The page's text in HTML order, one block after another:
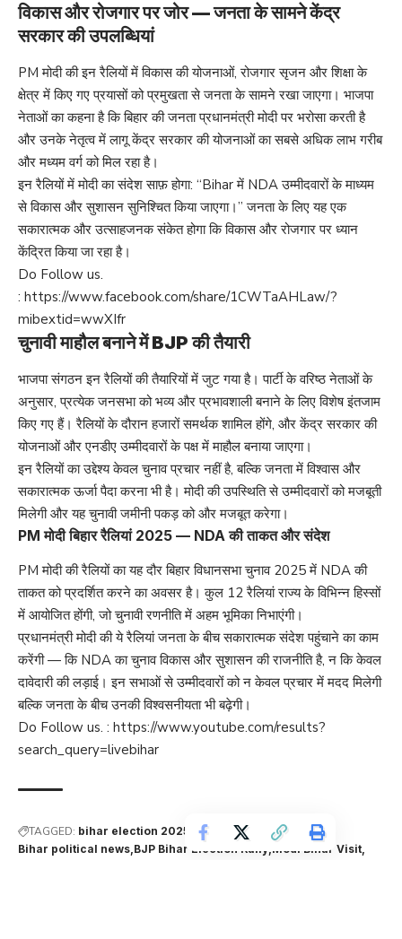
विकास और रोजगार पर जोर — जनता के सामने केंद्र
सरकार की उपलब्धियां
PM मोदी की इन रैलियों में विकास की योजनाओं, रोजगार सृजन और शिक्षा के
क्षेत्र में किए गए प्रयासों को प्रमुखता से जनता के सामने रखा जाएगा। भाजपा
नेताओं का कहना है कि बिहार की जनता प्रधानमंत्री मोदी पर भरोसा करती है
और उनके नेतृत्व में लागू केंद्र सरकार की योजनाओं का सबसे अधिक लाभ गरीब
और मध्यम वर्ग को मिल रहा है।
इन रैलियों में मोदी का संदेश साफ़ होगा: “Bihar में NDA उम्मीदवारों के माध्यम
से विकास और सुशासन सुनिश्चित किया जाएगा।” जनता के लिए यह एक
सकारात्मक और उत्साहजनक संकेत होगा कि विकास और रोजगार पर ध्यान
केंद्रित किया जा रहा है।
Do Follow us.
: https://www.facebook.com/share/1CWTaAHLaw/?
mibextid=wwXIfr
चुनावी माहौल बनाने में BJP की तैयारी
भाजपा संगठन इन रैलियों की तैयारियों में जुट गया है। पार्टी के वरिष्ठ नेताओं के
अनुसार, प्रत्येक जनसभा को भव्य और प्रभावशाली बनाने के लिए विशेष इंतजाम
किए गए हैं। रैलियों के दौरान हजारों समर्थक शामिल होंगे, और केंद्र सरकार की
योजनाओं और एनडीए उम्मीदवारों के पक्ष में माहौल बनाया जाएगा।
इन रैलियों का उद्देश्य केवल चुनाव प्रचार नहीं है, बल्कि जनता में विश्वास और
सकारात्मक ऊर्जा पैदा करना भी है। मोदी की उपस्थिति से उम्मीदवारों को मजबूती
मिलेगी और यह चुनावी जमीनी पकड़ को और मजबूत करेगा।
PM मोदी बिहार रैलियां 2025 — NDA की ताकत और संदेश
PM मोदी की रैलियों का यह दौर बिहार विधानसभा चुनाव 2025 में NDA की
ताकत को प्रदर्शित करने का अवसर है। कुल 12 रैलियां राज्य के विभिन्न हिस्सों
में आयोजित होंगी, जो चुनावी रणनीति में अहम भूमिका निभाएंगी।
प्रधानमंत्री मोदी की ये रैलियां जनता के बीच सकारात्मक संदेश पहुंचाने का काम
करेंगी — कि NDA का चुनाव विकास और सुशासन की राजनीति है, न कि केवल
दावेदारी की लड़ाई। इन सभाओं से उम्मीदवारों को न केवल प्रचार में मदद मिलेगी
बल्कि जनता के बीच उनकी विश्वसनीयता भी बढ़ेगी।
Do Follow us. : https://www.youtube.com/results?
search_query=livebihar
TAGGED: bihar election 2025
Bihar NDA Strategy
Bihar political news BJP Bihar Election Rally Modi Bihar Visit